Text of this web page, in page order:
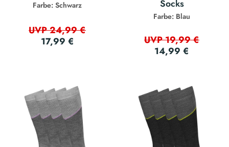
Farbe: Schwarz
UVP 24,99 €
17,99 €
Socks
Farbe: Blau
UVP 19,99 €
14,99 €